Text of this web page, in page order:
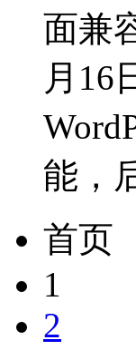
面兼
月16
能，
首页
1
2